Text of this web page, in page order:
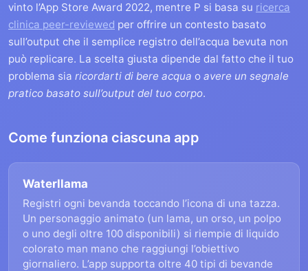
vinto l’App Store Award 2022, mentre P si basa su ricerca
clinica peer-reviewed per offrire un contesto basato
sull’output che il semplice registro dell’acqua bevuta non
può replicare. La scelta giusta dipende dal fatto che il tuo
problema sia ricordarti di bere acqua o avere un segnale
pratico basato sull’output del tuo corpo.
Come funziona ciascuna app
Waterllama
Registri ogni bevanda toccando l’icona di una tazza.
Un personaggio animato (un lama, un orso, un polpo
o uno degli oltre 100 disponibili) si riempie di liquido
colorato man mano che raggiungi l’obiettivo
giornaliero. L’app supporta oltre 40 tipi di bevande